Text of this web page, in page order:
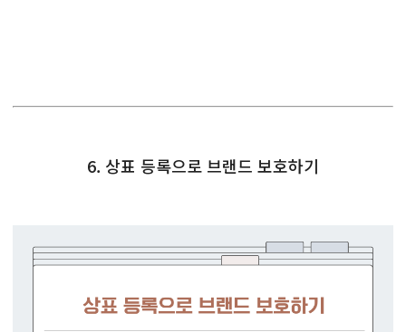
6. 상표 등록으로 브랜드 보호하기